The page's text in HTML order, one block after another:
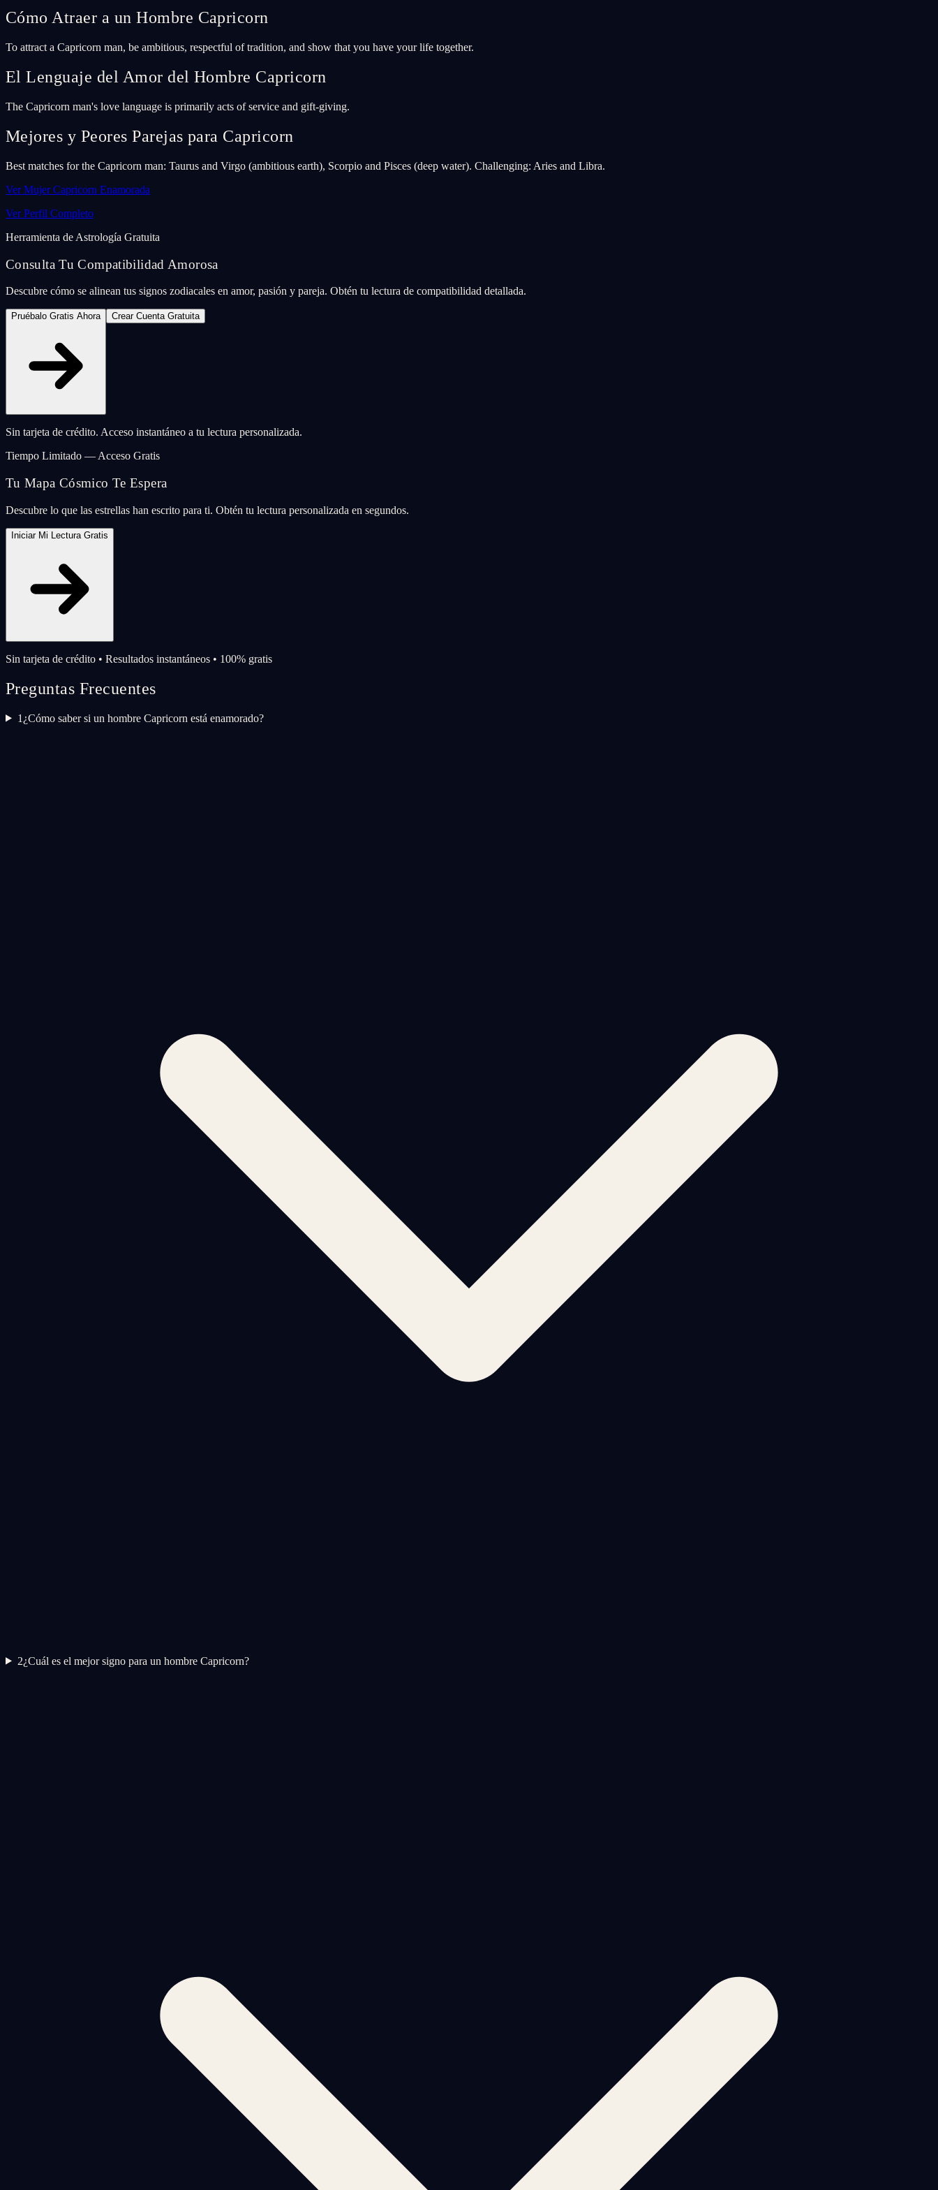
Cómo Atraer a un Hombre Capricorn
To attract a Capricorn man, be ambitious, respectful of tradition, and show that you have your life together.
El Lenguaje del Amor del Hombre Capricorn
The Capricorn man's love language is primarily acts of service and gift-giving.
Mejores y Peores Parejas para Capricorn
Best matches for the Capricorn man: Taurus and Virgo (ambitious earth), Scorpio and Pisces (deep water). Challenging: Aries and Libra.
Ver Mujer Capricorn Enamorada
Ver Perfil Completo
Herramienta de Astrología Gratuita
Consulta Tu Compatibilidad Amorosa
Descubre cómo se alinean tus signos zodiacales en amor, pasión y pareja. Obtén tu lectura de compatibilidad detallada.
Pruébalo Gratis Ahora Crear Cuenta Gratuita
Sin tarjeta de crédito. Acceso instantáneo a tu lectura personalizada.
Tiempo Limitado — Acceso Gratis
Tu Mapa Cósmico Te Espera
Descubre lo que las estrellas han escrito para ti. Obtén tu lectura personalizada en segundos.
Iniciar Mi Lectura Gratis
Sin tarjeta de crédito • Resultados instantáneos • 100% gratis
Preguntas Frecuentes
1 ¿Cómo saber si un hombre Capricorn está enamorado?
2¿Cuál es el mejor signo para un hombre Capricorn?